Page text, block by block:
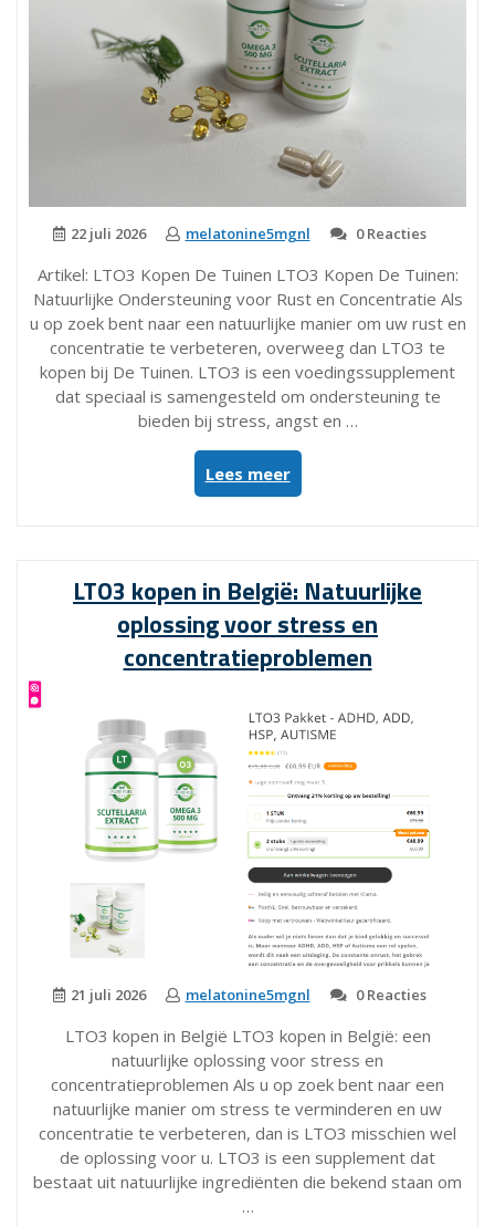
22 juli 2026 melatonine5mgnl 0 Reacties
Artikel: LTO3 Kopen De Tuinen LTO3 Kopen De Tuinen:
Natuurlijke Ondersteuning voor Rust en Concentratie Als
u op zoek bent naar een natuurlijke manier om uw rust en
concentratie te verbeteren, overweeg dan LTO3 te
kopen bij De Tuinen. LTO3 is een voedingssupplement
dat speciaal is samengesteld om ondersteuning te
bieden bij stress, angst en …
Lees meer“LTO3
Kopen
bij
Natuurlijke
Ondersteuning
voor
Rust
Concentratie”
LTO3 kopen in België: Natuurlijke
oplossing voor stress en
concentratieproblemen
21 juli 2026 melatonine5mgnl 0 Reacties
LTO3 kopen in België LTO3 kopen in België: een
natuurlijke oplossing voor stress en
concentratieproblemen Als u op zoek bent naar een
natuurlijke manier om stress te verminderen en uw
concentratie te verbeteren, dan is LTO3 misschien wel
de oplossing voor u. LTO3 is een supplement dat
bestaat uit natuurlijke ingrediënten die bekend staan om
…